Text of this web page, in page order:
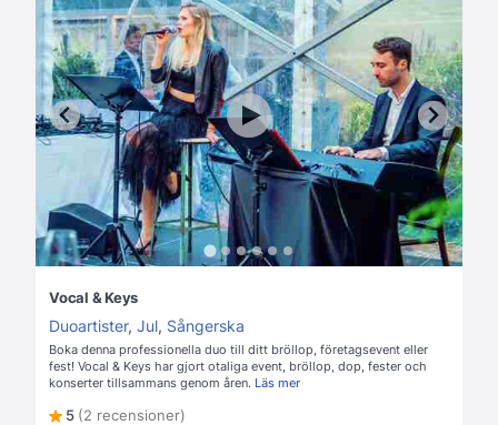
Vocal & Keys
Duoartister, Jul, Sångerska
Boka denna professionella duo till ditt bröllop, företagsevent eller
fest! Vocal & Keys har gjort otaliga event, bröllop, dop, fester och
konserter tillsammans genom åren. Läs mer
5 (2 recensioner)